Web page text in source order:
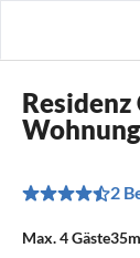
2
Max.4Gäste